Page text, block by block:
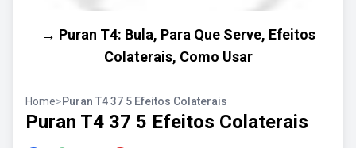
→ Puran T4: Bula, Para Que Serve, Efeitos
Colaterais, Como Usar
Home>Puran T4 37 5 Efeitos Colaterais
Puran T4 37 5 Efeitos Colaterais